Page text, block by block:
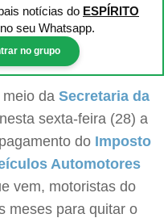
notícias do ESPÍRITO
no seu Whatsapp.
no grupo
meio da Secretaria da
sexta-feira (28) a
do Imposto
Automotores
vem, motoristas do
meses para quitar o